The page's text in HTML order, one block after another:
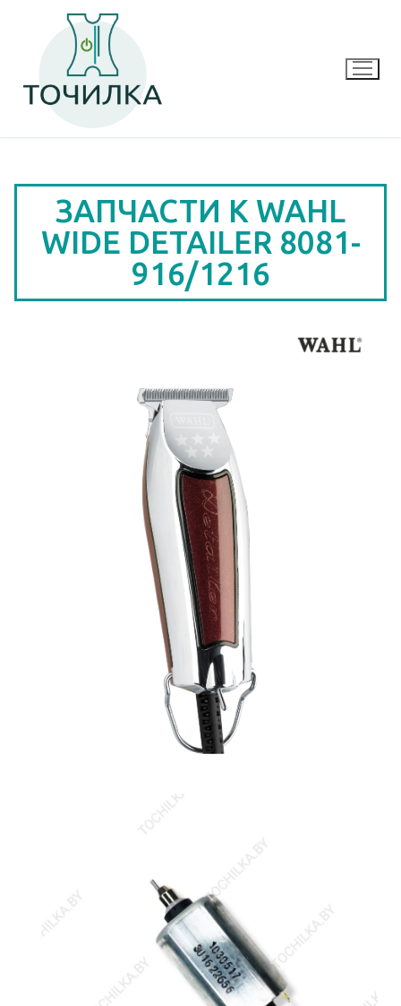
ЗАПЧАСТИ К WAHL
WIDE DETAILER 8081-
916/1216